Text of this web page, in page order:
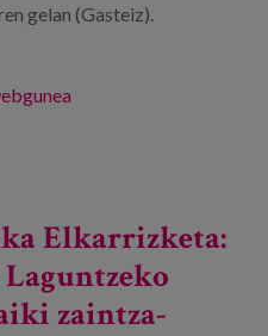
gelan (Gasteiz).
arretaren oraina eta
Elkarrizketa:
zaintza-